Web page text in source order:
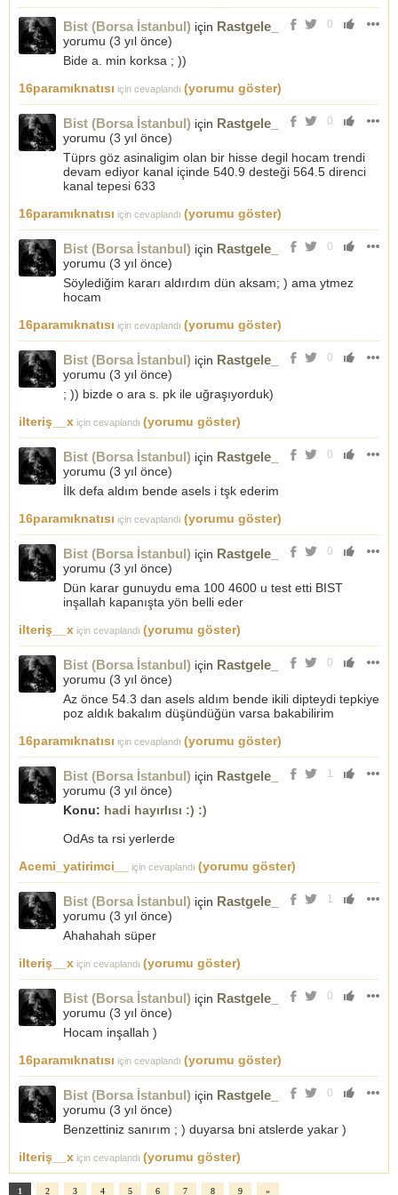
0
Bist (Borsa İstanbul) için Rastgele_
yorumu (3 yıl önce)
Bide a. min korksa ; ))
16paramıknatısı için cevaplandı (yorumu göster)
0
Bist (Borsa İstanbul) için Rastgele_
yorumu (3 yıl önce)
Tüprs göz asinaligim olan bir hisse degil hocam trendi
devam ediyor kanal içinde 540.9 desteği 564.5 direnci
kanal tepesi 633
16paramıknatısı için cevaplandı (yorumu göster)
0
Bist (Borsa İstanbul) için Rastgele_
yorumu (3 yıl önce)
Söylediğim kararı aldırdım dün aksam; ) ama ytmez
hocam
16paramıknatısı için cevaplandı (yorumu göster)
0
Bist (Borsa İstanbul) için Rastgele_
yorumu (3 yıl önce)
; )) bizde o ara s. pk ile uğraşıyorduk)
ilteriş__x için cevaplandı (yorumu göster)
0
Bist (Borsa İstanbul) için Rastgele_
yorumu (3 yıl önce)
İlk defa aldım bende asels i tşk ederim
16paramıknatısı için cevaplandı (yorumu göster)
0
Bist (Borsa İstanbul) için Rastgele_
yorumu (3 yıl önce)
Dün karar gunuydu ema 100 4600 u test etti BIST
inşallah kapanışta yön belli eder
ilteriş__x için cevaplandı (yorumu göster)
0
Bist (Borsa İstanbul) için Rastgele_
yorumu (3 yıl önce)
Az önce 54.3 dan asels aldım bende ikili dipteydi tepkiye
poz aldık bakalım düşündüğün varsa bakabilirim
16paramıknatısı için cevaplandı (yorumu göster)
1
Bist (Borsa İstanbul) için Rastgele_
yorumu (3 yıl önce)
Konu: hadi hayırlısı :) :)
OdAs ta rsi yerlerde
Acemi_yatirimci__
için cevaplandı (yorumu göster)
1
Bist (Borsa İstanbul) için Rastgele_
yorumu (3 yıl önce)
Ahahahah süper
ilteriş__x için cevaplandı (yorumu göster)
0
Bist (Borsa İstanbul) için Rastgele_
yorumu (3 yıl önce)
Hocam inşallah )
16paramıknatısı için cevaplandı (yorumu göster)
0
Bist (Borsa İstanbul) için Rastgele_
yorumu (3 yıl önce)
Benzettiniz sanırım ; ) duyarsa bni atslerde yakar )
ilteriş__x için cevaplandı (yorumu göster)
1 2 3 4 5 6 7 8 9 »